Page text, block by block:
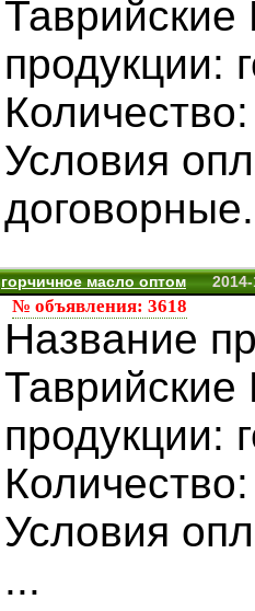
продукции:
Условия
№ объявления: 3618
горчичное масло оптом
Название
продукции:
Условия
...